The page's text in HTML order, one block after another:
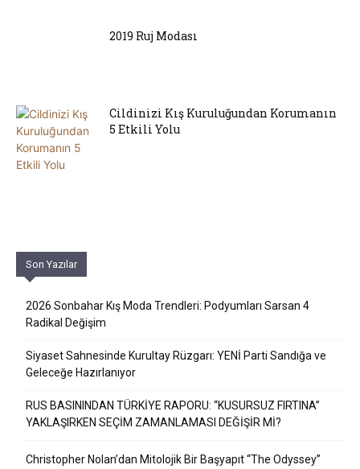
2019 Ruj Modası
Cildinizi Kış Kuruluğundan Korumanın
5 Etkili Yolu
Son Yazılar
2026 Sonbahar Kış Moda Trendleri: Podyumları Sarsan 4
Radikal Değişim
Siyaset Sahnesinde Kurultay Rüzgarı: YENİ Parti Sandığa ve
Geleceğe Hazırlanıyor
RUS BASININDAN TÜRKİYE RAPORU: “KUSURSUZ FIRTINA”
YAKLAŞIRKEN SEÇİM ZAMANLAMASI DEĞİŞİR Mİ?
Christopher Nolan’dan Mitolojik Bir Başyapıt “The Odyssey”